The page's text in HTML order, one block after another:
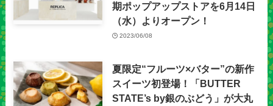
期ポップアップストアを6月14日
（水）よりオープン！
2023/06/08
夏限定“フルーツ×バター”の新作
スイーツ初登場！「BUTTER
STATE’s by銀のぶどう」が大丸